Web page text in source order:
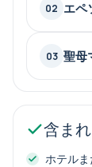
02 エペ
03 聖母
含ま
ホテル